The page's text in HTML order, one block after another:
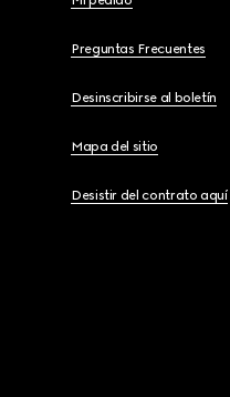
Preguntas Frecuentes
Desinscribirse al boletín
Mapa del sitio
Desistir del contrato aquí